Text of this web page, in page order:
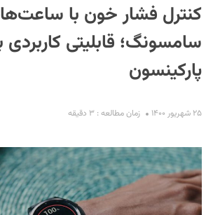
کنترل فشار خون با
سامسونگ؛ قابلیتی کاربردی
پارکینسون
۲۵ شهریور ۱۴۰۰ زمان مطالعه : ۳ دقیقه